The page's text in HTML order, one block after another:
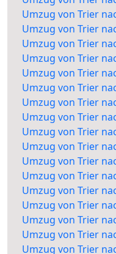
Umzug von Trier
Umzug von Trier
Umzug von Trier
Umzug von Trier
Umzug von Trier
Umzug von Trier
Umzug von Trier
Umzug von Trier
Umzug von Trier
Umzug von Trier
Umzug von Trier
Umzug von Trier
Umzug von Trier
Umzug von Trier
Umzug von Trier
Umzug von Trier
Umzug von Trier